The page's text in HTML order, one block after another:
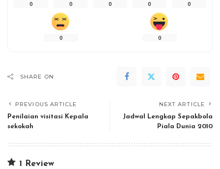
0 0 0 0 0
0 0
SHARE ON
PREVIOUS ARTICLE
Penilaian visitasi Kepala
sekokah
NEXT ARTICLE
Jadwal Lengkap Sepakbola
Piala Dunia 2010
1 Review